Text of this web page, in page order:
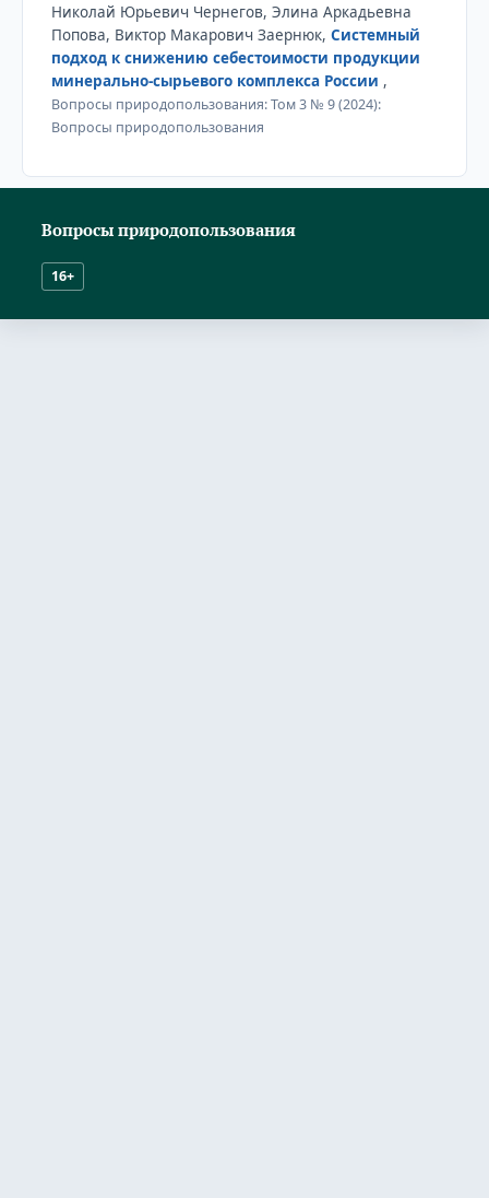
Николай Юрьевич Чернегов, Элина Аркадьевна
Попова, Виктор Макарович Заернюк, Системный
подход к снижению себестоимости продукции
минерально-сырьевого комплекса России ,
Вопросы природопользования: Том 3 № 9 (2024):
Вопросы природопользования
Вопросы природопользования
16+